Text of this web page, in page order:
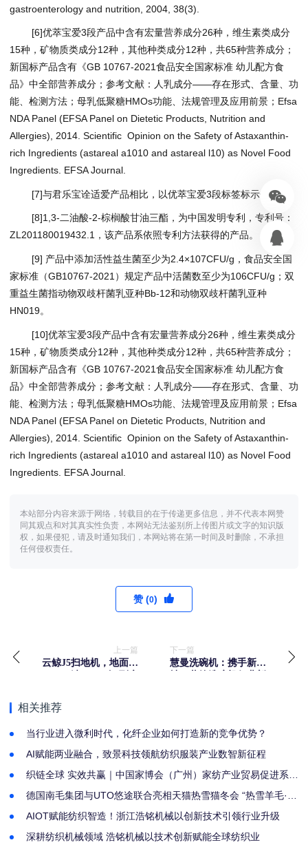
gastroenterology and nutrition, 2004, 38(3).
[6]优萃宝爱3段产品中含有宏量营养成分26种，维生素类成分
15种，矿物质类成分12种，其他种类成分12种，共65种营养成分；
新国标产品含有《GB 10767-2021食品安全国家标准 幼儿配方食
品》中全部营养成分；参考文献：人乳成分——存在形式、含量、功
能、检测方法；母乳低聚糖HMOs功能、法规管理及应用前景；Efsa
NDA Panel (EFSA Panel on Dietetic Products, Nutrition and
Allergies), 2014. Scientific Opinion on the Safety of Astaxanthin-
rich Ingredients (astareal a1010 and astareal l10) as Novel Food
Ingredients. EFSA Journal.
[7]与君乐宝诠适爱产品相比，以优萃宝爱3段标签标示值计。
[8]1,3-二油酸-2-棕榈酸甘油三酯，为中国发明专利，专利号：
ZL201180019432.1，该产品系依照专利方法获得的产品。
[9] 产品中添加活性益生菌至少为2.4×107CFU/g，食品安全国
家标准（GB10767-2021）规定产品中活菌数至少为106CFU/g；双
重益生菌指动物双歧杆菌乳亚种Bb-12和动物双歧杆菌乳亚种
HN019。
[10]优萃宝爱3段产品中含有宏量营养成分26种，维生素类成分
15种，矿物质类成分12种，其他种类成分12种，共65种营养成分；
新国标产品含有《GB 10767-2021食品安全国家标准 幼儿配方食
品》中全部营养成分；参考文献：人乳成分——存在形式、含量、功
能、检测方法；母乳低聚糖HMOs功能、法规管理及应用前景；Efsa
NDA Panel (EFSA Panel on Dietetic Products, Nutrition and
Allergies), 2014. Scientific Opinion on the Safety of Astaxanthin-
rich Ingredients (astareal a1010 and astareal l10) as Novel Food
Ingredients. EFSA Journal.
本站部分内容来源于网络，转载目的在于传递更多信息，并不代表本网赞
同其观点和对其真实性负责，本网站无法鉴别所上传图片或文字的知识版
权，如果侵犯，请及时通知我们，本网站将在第一时间及时删除，不承担
任何侵权责任。
赞 (0)
上一篇
云鲸J5扫地机，地面清
下一篇
慧曼洗碗机：携手新华
相关推荐
当行业进入微利时代，化纤企业如何打造新的竞争优势？
AI赋能两业融合，致景科技领航纺织服装产业数智新征程
织链全球 实效共赢｜中国家博会（广州）家纺产业贸易促进系列
德国南毛集团与UTO悠途联合亮相天猫热雪猫冬会 “热雪羊毛·出
AIOT赋能纺织智造！浙江浩铭机械以创新技术引领行业升级
深耕纺织机械领域 浩铭机械以技术创新赋能全球纺织业